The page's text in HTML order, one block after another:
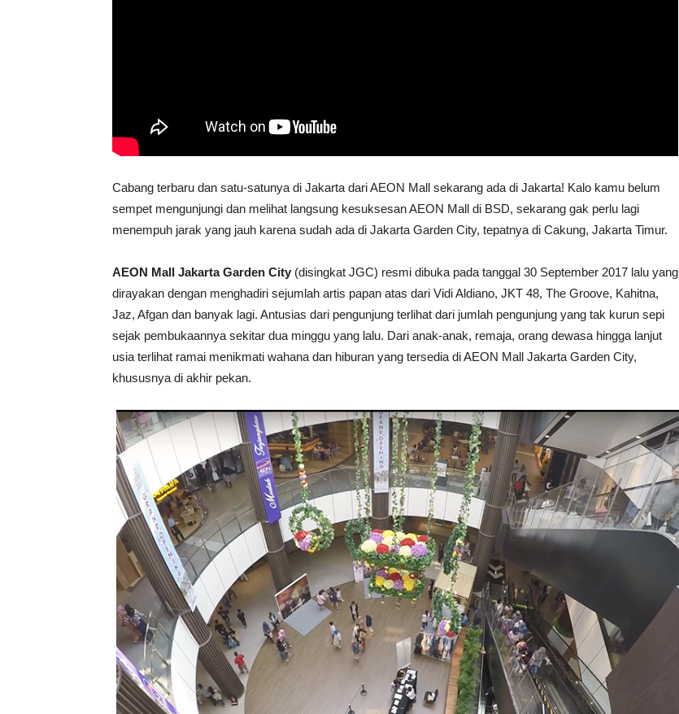
Cabang terbaru dan satu-satunya di Jakarta dari AEON Mall sekarang ada di Jakarta! Kalo kamu belum
sempet mengunjungi dan melihat langsung kesuksesan AEON Mall di BSD, sekarang gak perlu lagi
menempuh jarak yang jauh karena sudah ada di Jakarta Garden City, tepatnya di Cakung, Jakarta Timur.
AEON Mall Jakarta Garden City (disingkat JGC) resmi dibuka pada tanggal 30 September 2017 lalu yang
dirayakan dengan menghadiri sejumlah artis papan atas dari Vidi Aldiano, JKT 48, The Groove, Kahitna,
Jaz, Afgan dan banyak lagi. Antusias dari pengunjung terlihat dari jumlah pengunjung yang tak kurun sepi
sejak pembukaannya sekitar dua minggu yang lalu. Dari anak-anak, remaja, orang dewasa hingga lanjut
usia terlihat ramai menikmati wahana dan hiburan yang tersedia di AEON Mall Jakarta Garden City,
khususnya di akhir pekan.